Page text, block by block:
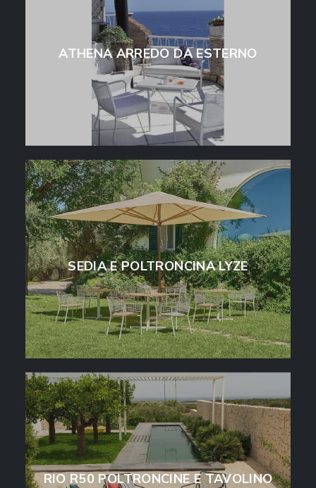
ATHENA ARREDO DA ESTERNO
SEDIA E POLTRONCINA LYZE
RIO R50 POLTRONCINE E TAVOLINO